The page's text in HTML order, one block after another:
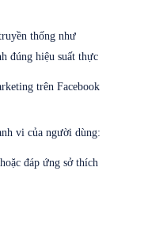
thống như
đúng hiệu suất thực
trên Facebook
vi của người dùng:
đáp ứng sở thích